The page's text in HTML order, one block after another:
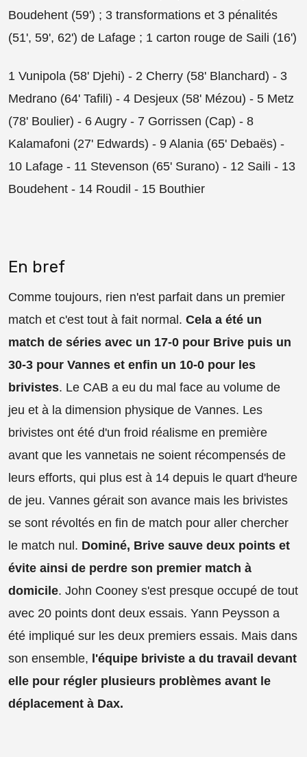
Boudehent (59') ; 3 transformations et 3 pénalités
(51', 59', 62') de Lafage ; 1 carton rouge de Saili (16')
1 Vunipola (58' Djehi) - 2 Cherry (58' Blanchard) - 3
Medrano (64' Tafili) - 4 Desjeux (58' Mézou) - 5 Metz
(78' Boulier) - 6 Augry - 7 Gorrissen (Cap) - 8
Kalamafoni (27' Edwards) - 9 Alania (65' Debaës) -
10 Lafage - 11 Stevenson (65' Surano) - 12 Saili - 13
Boudehent - 14 Roudil - 15 Bouthier
En bref
Comme toujours, rien n'est parfait dans un premier
match et c'est tout à fait normal. Cela a été un
match de séries avec un 17-0 pour Brive puis un
30-3 pour Vannes et enfin un 10-0 pour les
brivistes. Le CAB a eu du mal face au volume de
jeu et à la dimension physique de Vannes. Les
brivistes ont été d'un froid réalisme en première
avant que les vannetais ne soient récompensés de
leurs efforts, qui plus est à 14 depuis le quart d'heure
de jeu. Vannes gérait son avance mais les brivistes
se sont révoltés en fin de match pour aller chercher
le match nul. Dominé, Brive sauve deux points et
évite ainsi de perdre son premier match à
domicile. John Cooney s'est presque occupé de tout
avec 20 points dont deux essais. Yann Peysson a
été impliqué sur les deux premiers essais. Mais dans
son ensemble, l'équipe briviste a du travail devant
elle pour régler plusieurs problèmes avant le
déplacement à Dax.